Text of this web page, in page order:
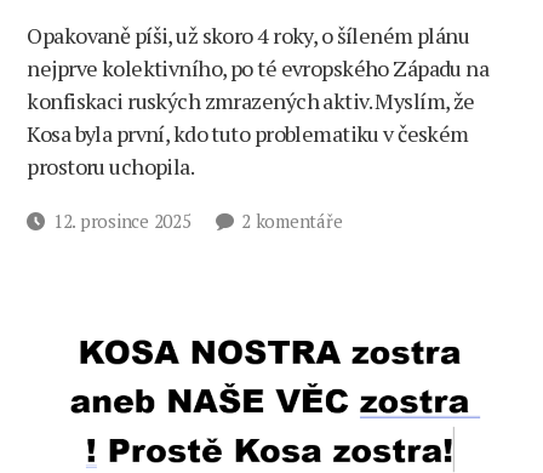
Opakovaně píši, už skoro 4 roky, o šíleném plánu
nejprve kolektivního, po té evropského Západu na
konfiskaci ruských zmrazených aktiv. Myslím, že
Kosa byla první, kdo tuto problematiku v českém
prostoru uchopila.
Datum12. prosince 2025 2 komentářeu
uHnie,
aktiva
klukovští